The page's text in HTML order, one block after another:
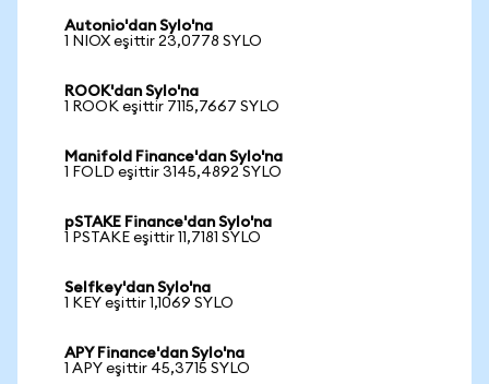
Autonio'dan Sylo'na
1 NIOX eşittir 23,0778 SYLO
ROOK'dan Sylo'na
1 ROOK eşittir 7115,7667 SYLO
Manifold Finance'dan Sylo'na
1 FOLD eşittir 3145,4892 SYLO
pSTAKE Finance'dan Sylo'na
1 PSTAKE eşittir 11,7181 SYLO
Selfkey'dan Sylo'na
1 KEY eşittir 1,1069 SYLO
APY Finance'dan Sylo'na
1 APY eşittir 45,3715 SYLO